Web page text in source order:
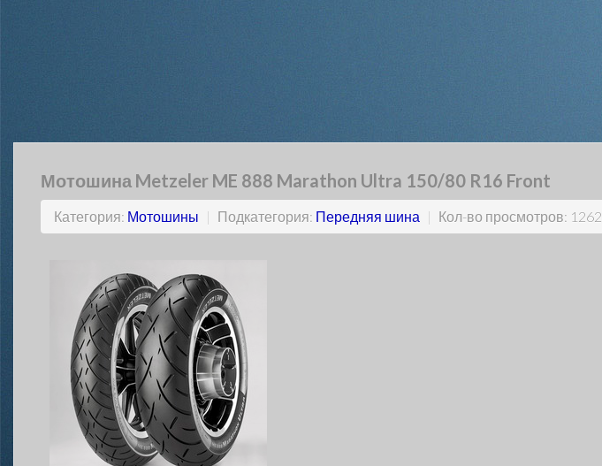
Мотошина Metzeler ME 888 Marathon Ultra 150/80 R16 Front
Категория: Мотошины | Подкатегория: Передняя шина | Кол-во просмотров: 1262